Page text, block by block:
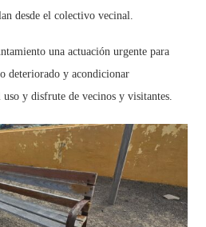
desde el colectivo vecinal.
una actuación urgente para
deteriorado y acondicionar
uso y disfrute de vecinos y visitantes.